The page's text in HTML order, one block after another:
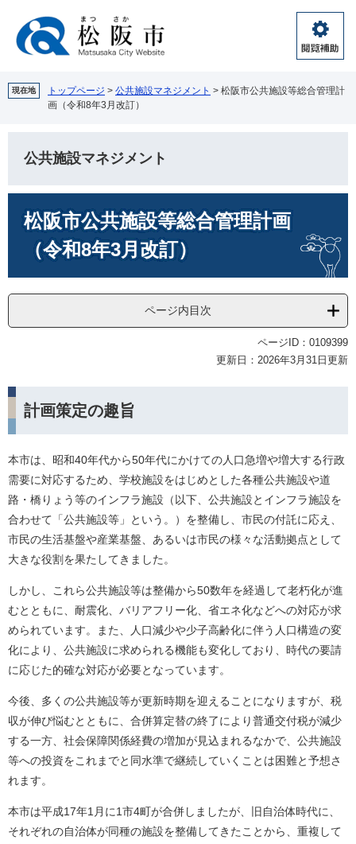
へ
閲
覧
助
現在地 トップページ > 公共施設マネジメント > 松阪市公共施設等総合管理計
画（令和8年3月改訂）
公共施設マネジメント
松阪市公共施設等総合管理計画
（令和8年3月改訂）
ページ内目次
ページID：0109399
更新日：2026年3月31日更新
計画策定の趣旨
本市は、昭和40年代から50年代にかけての人口急増や増大する行政
需要に対応するため、学校施設をはじめとした各種公共施設や道
路・橋りょう等のインフラ施設（以下、公共施設とインフラ施設を
合わせて「公共施設等」という。）を整備し、市民の付託に応え、
市民の生活基盤や産業基盤、あるいは市民の様々な活動拠点として
大きな役割を果たしてきました。
しかし、これら公共施設等は整備から50数年を経過して老朽化が進
むとともに、耐震化、バリアフリー化、省エネ化などへの対応が求
められています。また、人口減少や少子高齢化に伴う人口構造の変
化により、公共施設に求められる機能も変化しており、時代の要請
に応じた的確な対応が必要となっています。
今後、多くの公共施設等が更新時期を迎えることになりますが、税
収が伸び悩むとともに、合併算定替の終了により普通交付税が減少
する一方、社会保障関係経費の増加が見込まれるなかで、公共施設
等への投資をこれまでと同水準で継続していくことは困難と予想さ
れます。
本市は平成17年1月に1市4町が合併しましたが、旧自治体時代に、
それぞれの自治体が同種の施設を整備してきたことから、重複して